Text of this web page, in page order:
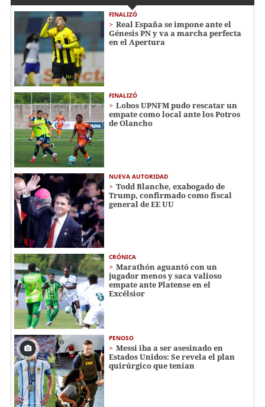
FINALIZÓ
Real España se impone ante el
Génesis PN y va a marcha perfecta
en el Apertura
FINALIZÓ
Lobos UPNFM pudo rescatar un
empate como local ante los Potros
de Olancho
NUEVA AUTORIDAD
Todd Blanche, exabogado de
Trump, confirmado como fiscal
general de EE UU
CRÓNICA
Marathón aguantó con un
jugador menos y saca valioso
empate ante Platense en el
Excélsior
PENOSO
Messi iba a ser asesinado en
Estados Unidos: Se revela el plan
quirúrgico que tenían